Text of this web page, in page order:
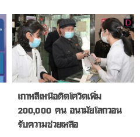
เกาหลีเหนือติดโควิดเพิ่ม
200,000 คน อนามัยโลกวอน
รับความช่วยเหลือ